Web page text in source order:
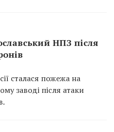
НПЗ після
сталася пожежа на
заводі після атаки